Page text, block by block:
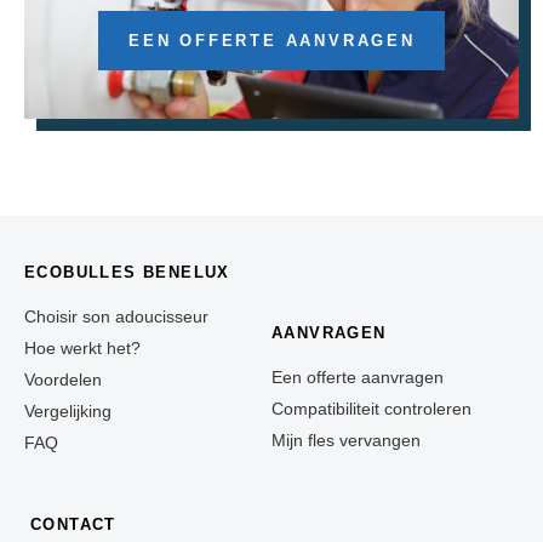
EEN OFFERTE AANVRAGEN
ECOBULLES BENELUX
Choisir son adoucisseur
Hoe werkt het?
Voordelen
Vergelijking
FAQ
AANVRAGEN
Een offerte aanvragen
Compatibiliteit controleren
Mijn fles vervangen
CONTACT